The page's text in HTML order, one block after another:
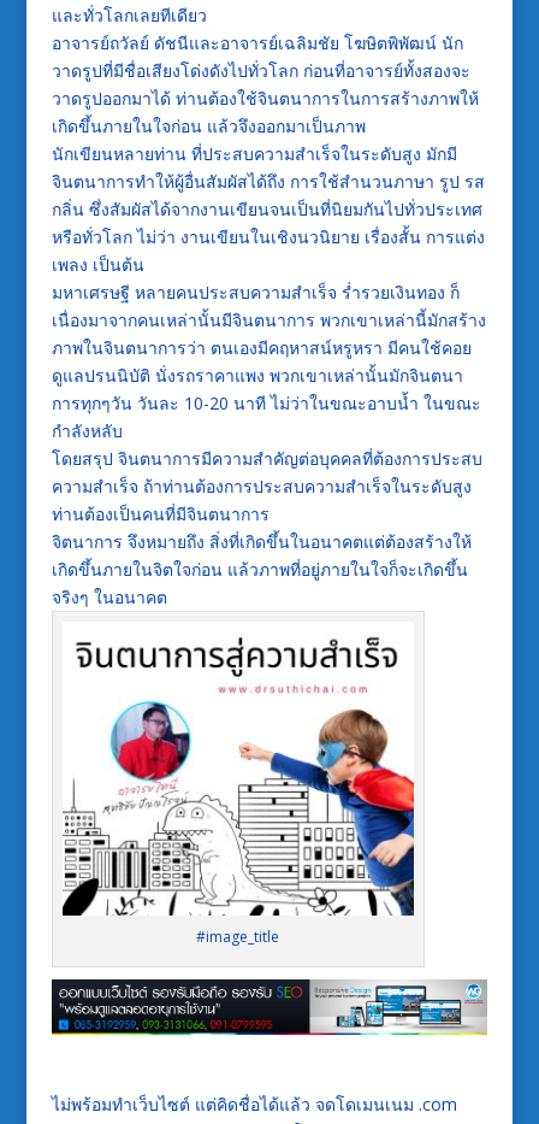
และทั่วโลกเลยทีเดียว
อาจารย์ถวัลย์ ดัชนีและอาจารย์เฉลิมชัย โฆษิตพิพัฒน์ นัก
วาดรูปที่มีชื่อเสียงโด่งดังไปทั่วโลก ก่อนที่อาจารย์ทั้งสองจะ
วาดรูปออกมาได้ ท่านต้องใช้จินตนาการในการสร้างภาพให้
เกิดขึ้นภายในใจก่อน แล้วจึงออกมาเป็นภาพ
นักเขียนหลายท่าน ที่ประสบความสำเร็จในระดับสูง มักมี
จินตนาการทำให้ผู้อื่นสัมผัสได้ถึง การใช้สำนวนภาษา รูป รส
กลิ่น ซึ่งสัมผัสได้จากงานเขียนจนเป็นที่นิยมกันไปทั่วประเทศ
หรือทั่วโลก ไม่ว่า งานเขียนในเชิงนวนิยาย เรื่องสั้น การแต่ง
เพลง เป็นต้น
มหาเศรษฐี หลายคนประสบความสำเร็จ ร่ำรวยเงินทอง ก็
เนื่องมาจากคนเหล่านั้นมีจินตนาการ พวกเขาเหล่านี้มักสร้าง
ภาพในจินตนาการว่า ตนเองมีคฤหาสน์หรูหรา มีคนใช้คอย
ดูแลปรนนิบัติ นั่งรถราคาแพง พวกเขาเหล่านั้นมักจินตนา
การทุกๆวัน วันละ 10-20 นาที ไม่ว่าในขณะอาบน้ำ ในขณะ
กำลังหลับ
โดยสรุป จินตนาการมีความสำคัญต่อบุคคลที่ต้องการประสบ
ความสำเร็จ ถ้าท่านต้องการประสบความสำเร็จในระดับสูง
ท่านต้องเป็นคนที่มีจินตนาการ
จิตนาการ จึงหมายถึง สิ่งที่เกิดขึ้นในอนาคตแต่ต้องสร้างให้
เกิดขึ้นภายในจิตใจก่อน แล้วภาพที่อยู่ภายในใจก็จะเกิดขึ้น
จริงๆ ในอนาคต
#image_title
ไม่พร้อมทำเว็บไซต์ แต่คิดชื่อได้แล้ว จดโดเมนเนม .com